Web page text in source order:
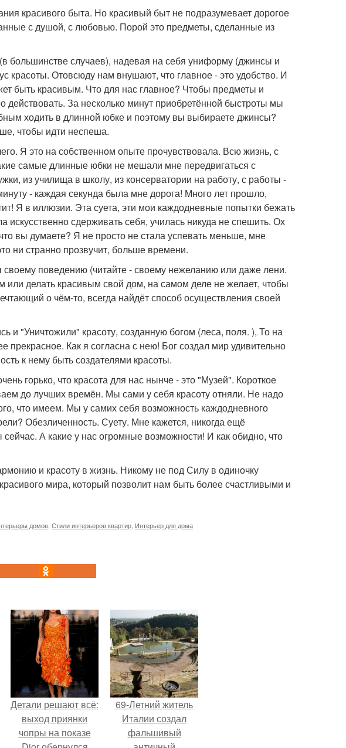
красивого быта. Но красивый быт не подразумевает дорогое
с душой, с любовью. Порой это предметы, сделанные из
большинстве случаев), надевая на себя униформу (джинсы и
красоты. Отовсюду нам внушают, что главное - это удобство. И
быть красивым. Что для нас главное? Чтобы предметы и
За несколько минут приобретённой быстроты мы
ходить в длинной юбке и поэтому вы выбираете джинсы?
чтобы идти неспеша.
Я это на собственном опыте прочувствовала. Всю жизнь, с
самые длинные юбки не мешали мне передвигаться с
из училища в школу, из консерватории на работу, с работы -
- каждая секунда была мне дорога! Много лет прошло,
Я в иллюзии. Эта суета, эти мои каждодневные попытки бежать
искусственно сдерживать себя, училась никуда не спешить. Ох
вы думаете? Я не просто не стала успевать меньше, мне
ни странно прозвучит, больше времени.
поведению (читайте - своему нежеланию или даже лени.
или делать красивым свой дом, на самом деле не желает, чтобы
о чём-то, всегда найдёт способ осуществления своей
и "Уничтожили" красоту, созданную богом (леса, поля. ), То на
прекрасное. Как я согласна с нею! Бог создал мир удивительно
к нему быть создателями красоты.
горько, что красота для нас нынче - это "Музей". Короткое
до лучших времён. Мы сами у себя красоту отняли. Не надо
что имеем. Мы у самих себя возможность каждодневного
Обезличенность. Суету. Мне кажется, никогда ещё
А какие у нас огромные возможности! И как обидно, что
и красоту в жизнь. Никому не под Силу в одиночку
мира, который позволит нам быть более счастливыми и
домов Стили интерьеров квартир Интерьер для дома
Детали решают всё:
выход приянки
чопры на показе
69-Летний житель
Италии создал
фальшивый